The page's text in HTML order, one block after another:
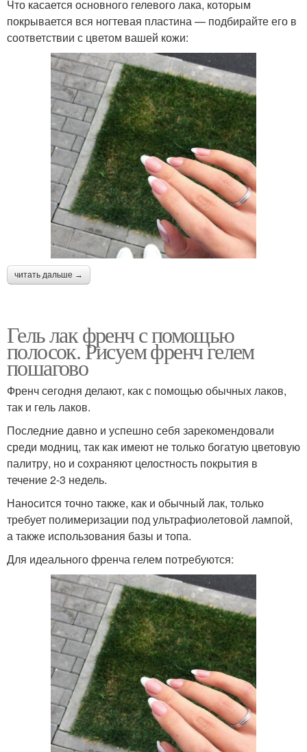
Что касается основного гелевого лака, которым
покрывается вся ногтевая пластина — подбирайте его в
соответствии с цветом вашей кожи:
читать дальше →
Гель лак френч с помощью
полосок. Рисуем френч гелем
пошагово
Френч сегодня делают, как с помощью обычных лаков,
так и гель лаков.
Последние давно и успешно себя зарекомендовали
среди модниц, так как имеют не только богатую цветовую
палитру, но и сохраняют целостность покрытия в
течение 2-3 недель.
Наносится точно также, как и обычный лак, только
требует полимеризации под ультрафиолетовой лампой,
а также использования базы и топа.
Для идеального френча гелем потребуются: